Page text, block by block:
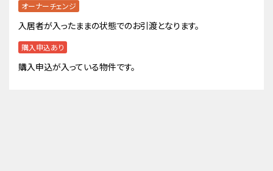
オーナーチェンジ
入居者が入ったままの状態でのお引渡となります。
購入申込あり
購入申込が入っている物件です。